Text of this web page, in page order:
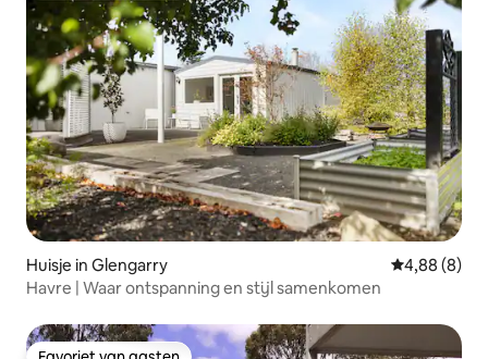
Huisje in Glengarry Gemiddelde
4,88 (8)
Havre | Waar ontspanning en stijl samenkomen